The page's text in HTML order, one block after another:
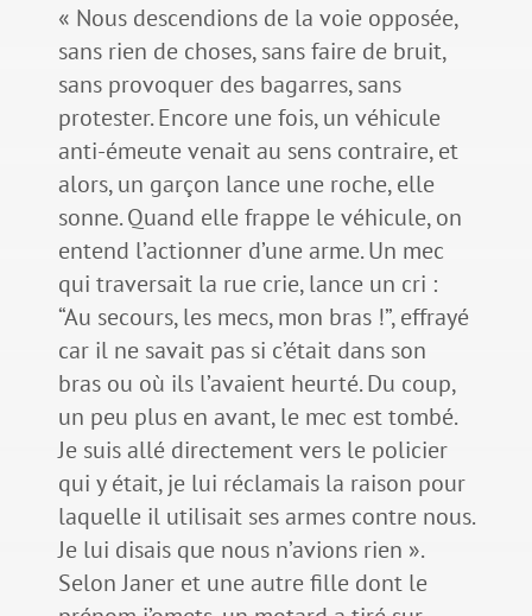
« Nous descendions de la voie opposée,
sans rien de choses, sans faire de bruit,
sans provoquer des bagarres, sans
protester. Encore une fois, un véhicule
anti-émeute venait au sens contraire, et
alors, un garçon lance une roche, elle
sonne. Quand elle frappe le véhicule, on
entend l’actionner d’une arme. Un mec
qui traversait la rue crie, lance un cri :
“Au secours, les mecs, mon bras !”, effrayé
car il ne savait pas si c’était dans son
bras ou où ils l’avaient heurté. Du coup,
un peu plus en avant, le mec est tombé.
Je suis allé directement vers le policier
qui y était, je lui réclamais la raison pour
laquelle il utilisait ses armes contre nous.
Je lui disais que nous n’avions rien ».
Selon Janer et une autre fille dont le